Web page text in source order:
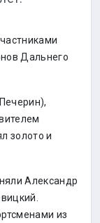
Дальнего
золото и
Александр
из